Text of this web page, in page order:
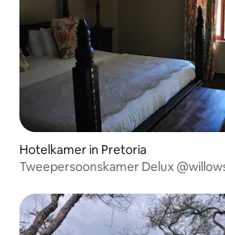
Hotelkamer in Pretoria
Tweepersoonskamer Delux